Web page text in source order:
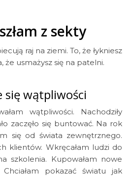
z sekty
raj na ziemi. To, że łykniesz
że usmażysz się na patelni.
się wątpliwości
wątpliwości. Nachodziły
zaczęło się buntować. Na rok
się od świata zewnętrznego.
klientów. Wkręcałam ludzi do
szkolenia. Kupowałam nowe
pokazać światu jak